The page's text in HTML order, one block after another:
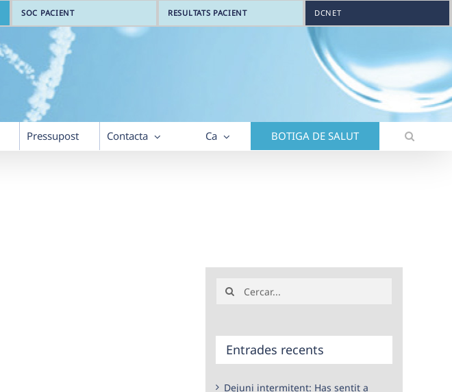
SOC PACIENT RESULTATS PACIENT DCNET
Pressupost Contacta Ca BOTIGA DE SALUT
Search
for:
Entrades recents
Dejuni intermitent: Has sentit a